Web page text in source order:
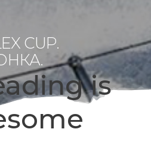
CUP.
is